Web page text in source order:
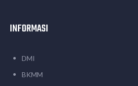
INFORMASI
DMI
BKMM